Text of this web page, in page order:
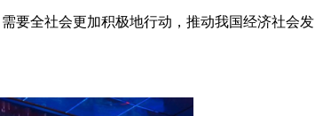
要全社会更加积极地行动，推动我国经济社会发